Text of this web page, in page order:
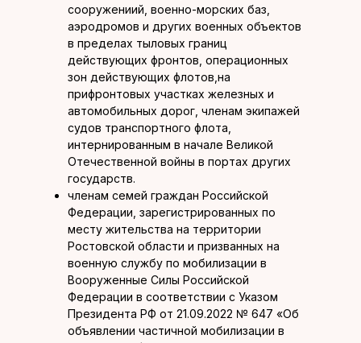
сооружениий, военно-морских баз,
аэродромов и других военных объектов
в пределах тыловых границ
действующих фронтов, операционных
зон действующих флотов,на
прифронтовых участках железных и
автомобильных дорог, членам экипажей
судов транспортного флота,
интернированным в начале Великой
Отечественной войны в портах других
государств.
членам семей граждан Российской
Федерации, зарегистрированных по
месту жительства на территории
Ростовской области и призванных на
военную службу по мобилизации в
Вооруженные Силы Российской
Федерации в соответствии с Указом
Президента РФ от 21.09.2022 № 647 «Об
объявлении частичной мобилизации в